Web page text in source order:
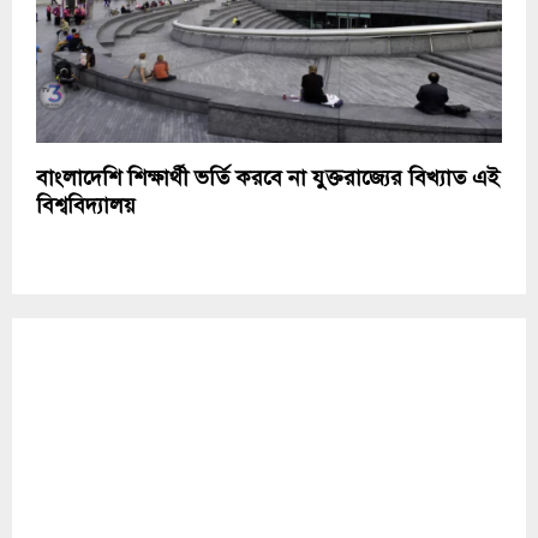
বাংলাদেশি শিক্ষার্থী ভর্তি করবে না যুক্তরাজ্যের বিখ্যাত এই
বিশ্ববিদ্যালয়